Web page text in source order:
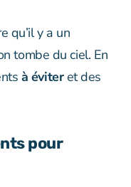
qu’il y a un
tombe du ciel. En
à éviteret des
pour